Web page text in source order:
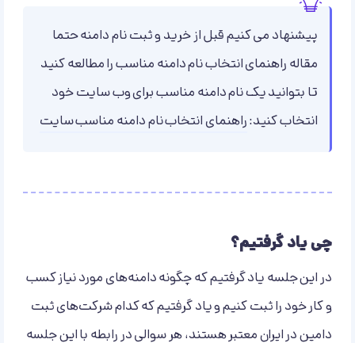
پیشنهاد می کنیم قبل از خرید و ثبت نام دامنه حتما
مقاله راهنمای انتخاب نام دامنه مناسب را مطالعه کنید
تا بتوانید یک نام دامنه مناسب برای وب سایت خود
انتخاب کنید:راهنمای انتخاب نام دامنه مناسب سایت
چی یاد گرفتیم؟
در این جلسه یاد گرفتیم که چگونه دامنه‌‌های مورد نیاز کسب
و کار خود را ثبت کنیم و یاد گرفتیم که کدام شرکت‌های ثبت
دامین در ایران معتبر هستند، هر سوالی در رابطه با این جلسه